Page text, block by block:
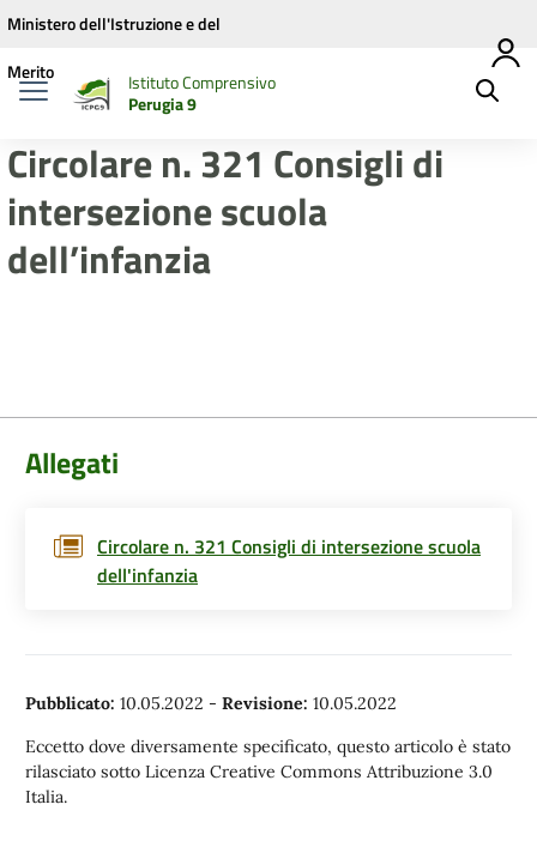
Vai ai contenuti
Vai al menu di navigazione
Vai al footer
Ministero dell'Istruzione e del
Merito
Istituto Comprensivo
Perugia 9
Circolare n. 321 Consigli di
intersezione scuola
dell’infanzia
Allegati
Circolare n. 321 Consigli di intersezione scuola
dell'infanzia
Pubblicato: 10.05.2022 - Revisione: 10.05.2022
Eccetto dove diversamente specificato, questo articolo è stato
rilasciato sotto Licenza Creative Commons Attribuzione 3.0
Italia.